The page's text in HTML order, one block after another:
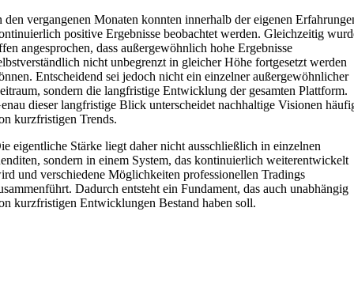
den vergangenen Monaten konnten innerhalb der eigenen
positive Ergebnisse beobachtet werden. Gleichzeitig
angesprochen, dass außergewöhnlich hohe Ergebnisse
nicht unbegrenzt in gleicher Höhe fortgesetzt werden
Entscheidend sei jedoch nicht ein einzelner außergewöhnlicher
sondern die langfristige Entwicklung der gesamten Plattform.
dieser langfristige Blick unterscheidet nachhaltige Visionen
kurzfristigen Trends.
eigentliche Stärke liegt daher nicht ausschließlich in einzelnen
sondern in einem System, das kontinuierlich weiterentwickelt
und verschiedene Möglichkeiten professionellen Tradings
Dadurch entsteht ein Fundament, das auch unabhängig
kurzfristigen Entwicklungen Bestand haben soll.